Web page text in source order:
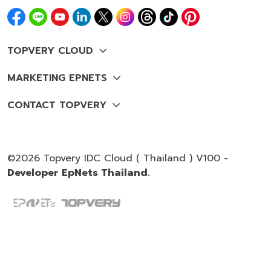
©2026 Topvery IDC Cloud ( Thailand ) V100 -
Developer EpNets Thailand.